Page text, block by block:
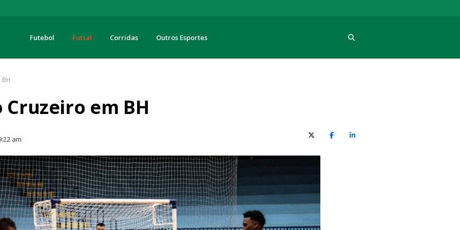
Futebol Futsal Corridas Outros Esportes
Cruzeiro em BH
am X (Twitter)FacebookO LinkedIn